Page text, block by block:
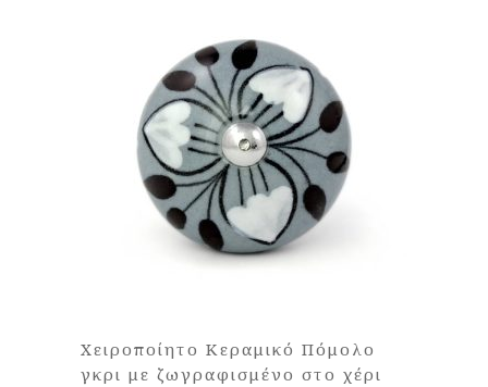
Χειροποίητο Κεραμικό Πόμολο
γκρι με ζωγραφισμένο στο χέρι